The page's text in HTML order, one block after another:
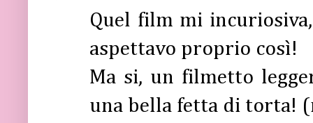
Quel film mi
aspettavo proprio così!
Ma si, un filmetto
una bella fetta di torta!